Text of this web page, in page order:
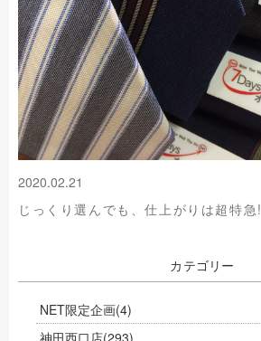
2020.02.21
じっくり選んでも、仕上がりは超特急!
カテゴリー
NET限定企画(4)
神田西口店(293)